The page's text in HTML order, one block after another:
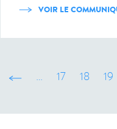
VOIR LE
‹ précédent
… 17 18 19